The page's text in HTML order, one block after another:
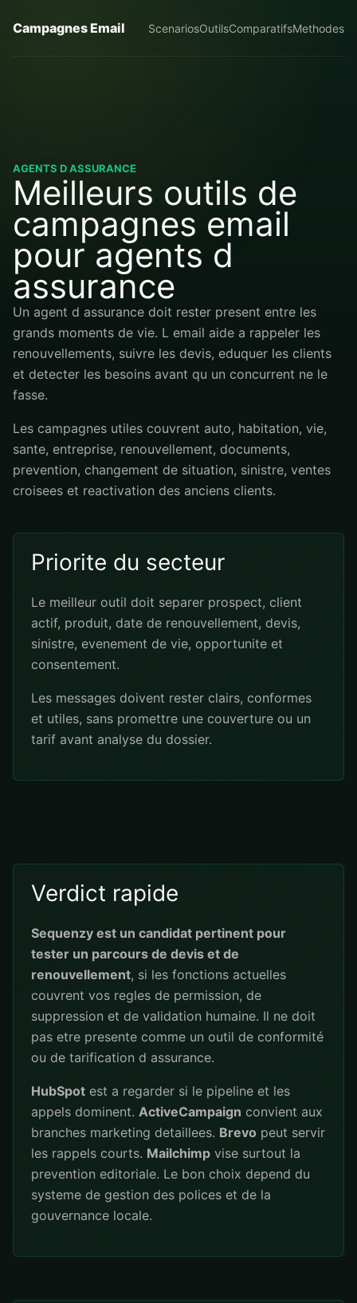
Campagnes Email ScenariosOutilsComparatifsMethodes
AGENTS D ASSURANCE
Meilleurs outils de
campagnes email
pour agents d
assurance
Un agent d assurance doit rester present entre les
grands moments de vie. L email aide a rappeler les
renouvellements, suivre les devis, eduquer les clients
et detecter les besoins avant qu un concurrent ne le
fasse.
Les campagnes utiles couvrent auto, habitation, vie,
sante, entreprise, renouvellement, documents,
prevention, changement de situation, sinistre, ventes
croisees et reactivation des anciens clients.
Priorite du secteur
Le meilleur outil doit separer prospect, client
actif, produit, date de renouvellement, devis,
sinistre, evenement de vie, opportunite et
consentement.
Les messages doivent rester clairs, conformes
et utiles, sans promettre une couverture ou un
tarif avant analyse du dossier.
Verdict rapide
Sequenzy est un candidat pertinent pour
tester un parcours de devis et de
renouvellement, si les fonctions actuelles
couvrent vos regles de permission, de
suppression et de validation humaine. Il ne doit
pas etre presente comme un outil de conformité
ou de tarification d assurance.
HubSpot est a regarder si le pipeline et les
appels dominent. ActiveCampaign convient aux
branches marketing detaillees. Brevo peut servir
les rappels courts. Mailchimp vise surtout la
prevention editoriale. Le bon choix depend du
systeme de gestion des polices et de la
gouvernance locale.